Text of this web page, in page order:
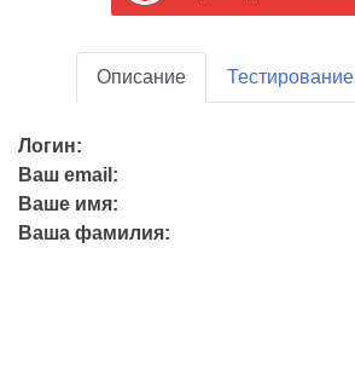
Описание Тестирование
Логин:
Ваш email:
Ваше имя:
Ваша фамилия: